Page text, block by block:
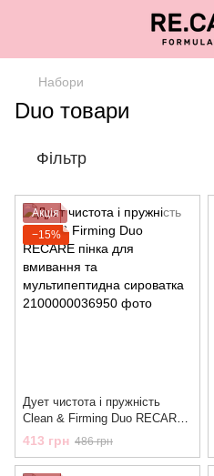
Набори
Duo товари
Фільтр
Акція
−15%
Дует чистота і пружність
Сlean & Firming Duo RECARE
пінка для вмивання та
мультипептидна сироватка
413 грн 486 грн